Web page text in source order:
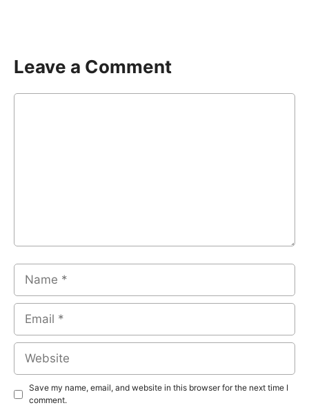
Leave a Comment
Comment
Name
Email
Website
Save my name, email, and website in this browser for the next time I
comment.